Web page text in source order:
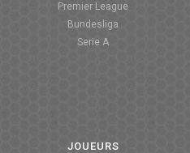
COUPE DE FRANCE
COUPE DE LA LIGUE
Premier League
Bundesliga
Serie A
JOUEURS